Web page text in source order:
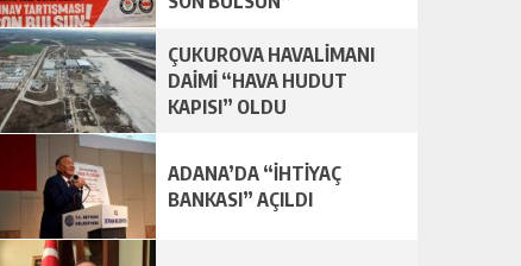
ÇUKUROVA HAVALİMANI
DAİMİ “HAVA HUDUT
KAPISI” OLDU
ADANA’DA “İHTİYAÇ
BANKASI” AÇILDI